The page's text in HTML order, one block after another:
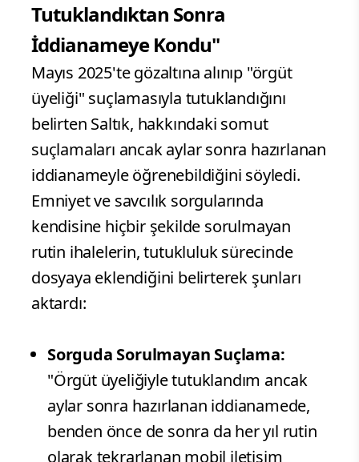
Tutuklandıktan Sonra
İddianameye Kondu"
Mayıs 2025'te gözaltına alınıp "örgüt
üyeliği" suçlamasıyla tutuklandığını
belirten Saltık, hakkındaki somut
suçlamaları ancak aylar sonra hazırlanan
iddianameyle öğrenebildiğini söyledi.
Emniyet ve savcılık sorgularında
kendisine hiçbir şekilde sorulmayan
rutin ihalelerin, tutukluluk sürecinde
dosyaya eklendiğini belirterek şunları
aktardı:
Sorguda Sorulmayan Suçlama:
"Örgüt üyeliğiyle tutuklandım ancak
aylar sonra hazırlanan iddianamede,
benden önce de sonra da her yıl rutin
olarak tekrarlanan mobil iletişim